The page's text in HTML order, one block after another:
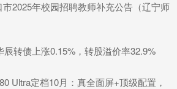
2025年校园招聘教师补充公告（辽宁师
辰转债上涨0.15%，转股溢价率32.9%
Ultra定档10月：真全面屏+顶级配置，